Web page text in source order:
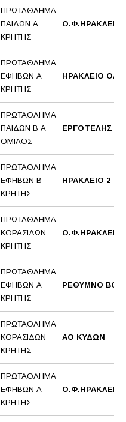
ΠΡΩΤΑΘΛΗΜΑ
ΠΑΙΔΩΝ Α
ΚΡΗΤΗΣ
Ο.Φ.ΗΡΑΚΛΕΙΟΥ
ΠΡΩΤΑΘΛΗΜΑ
ΕΦΗΒΩΝ Α
ΚΡΗΤΗΣ
ΗΡΑΚΛΕΙΟ ΟΑΑ
ΠΡΩΤΑΘΛΗΜΑ
ΠΑΙΔΩΝ Β Α
ΟΜΙΛΟΣ
ΕΡΓΟΤΕΛΗΣ 2
ΠΡΩΤΑΘΛΗΜΑ
ΕΦΗΒΩΝ Β
ΚΡΗΤΗΣ
ΗΡΑΚΛΕΙΟ 2
ΠΡΩΤΑΘΛΗΜΑ
ΚΟΡΑΣΙΔΩΝ
ΚΡΗΤΗΣ
Ο.Φ.ΗΡΑΚΛΕΙΟΥ
ΠΡΩΤΑΘΛΗΜΑ
ΕΦΗΒΩΝ Α
ΚΡΗΤΗΣ
ΡΕΘΥΜΝΟ BC
ΠΡΩΤΑΘΛΗΜΑ
ΚΟΡΑΣΙΔΩΝ
ΚΡΗΤΗΣ
ΑΟ ΚΥΔΩΝ
ΠΡΩΤΑΘΛΗΜΑ
ΕΦΗΒΩΝ Α
ΚΡΗΤΗΣ
Ο.Φ.ΗΡΑΚΛΕΙΟΥ